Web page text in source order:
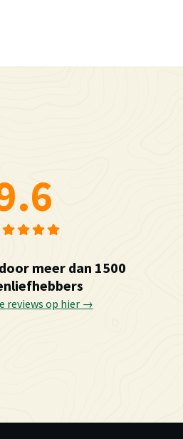
meer dan 1500
reviews op hier →